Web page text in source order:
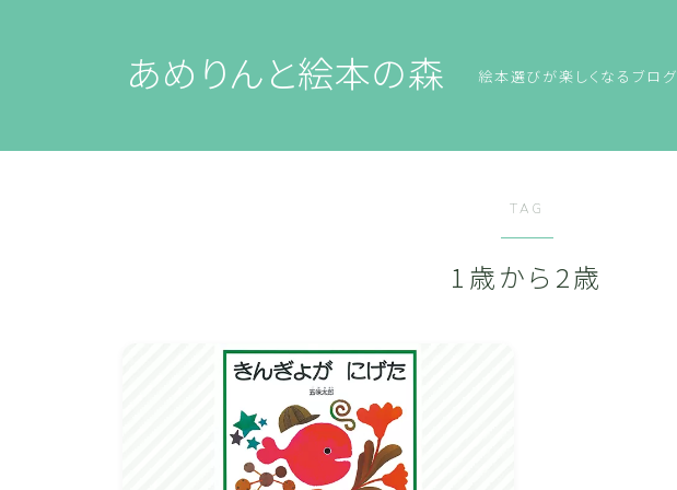
あめりんと絵本の森 絵本選びが楽しくなるブログ
TAG
1歳から2歳